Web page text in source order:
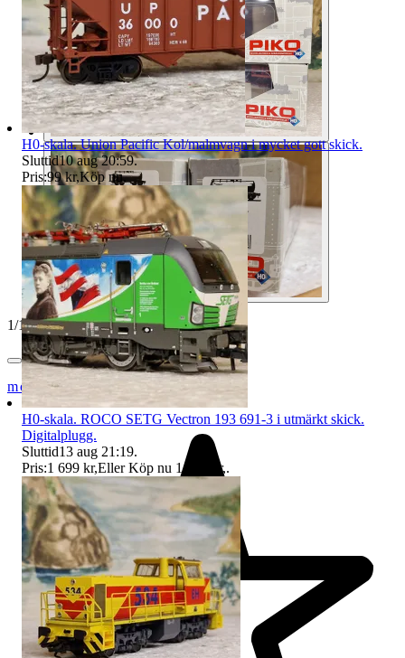
1/10
modelltågcom
H0-skala. Union Pacific Kol/malmvagn i mycket gott skick.
Sluttid10 aug 20:59.
Pris:99 kr,Köp nu.
H0-skala. ROCO SETG Vectron 193 691-3 i utmärkt skick.
Digitalplugg.
Sluttid13 aug 21:19.
Pris:1 699 kr,Eller Köp nu 1 799 kr,.